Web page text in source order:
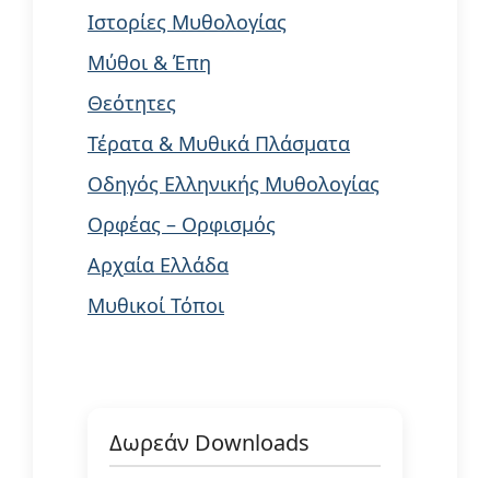
Ιστορίες Μυθολογίας
Μύθοι & Έπη
Θεότητες
Τέρατα & Μυθικά Πλάσματα
Οδηγός Ελληνικής Μυθολογίας
Ορφέας – Ορφισμός
Αρχαία Ελλάδα
Μυθικοί Τόποι
Δωρεάν Downloads